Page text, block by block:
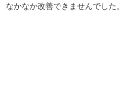
なかなか改善できませんでした。